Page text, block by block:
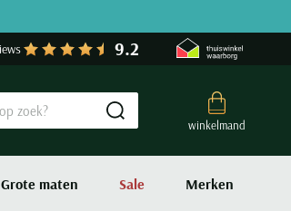
9.2
winkelmand
Submit search
Grote maten Sale Merken